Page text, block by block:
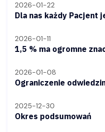
2026-01-22
Dla nas każdy Pacjent
2026-01-11
1,5 % ma ogromne
2026-01-08
Ograniczenie
2025-12-30
Okres podsumowań